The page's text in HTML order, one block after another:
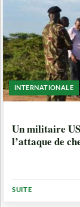
INTERNATIONALE
Un militaire
l’attaque de
SUITE